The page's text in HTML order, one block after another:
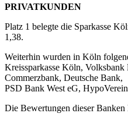
PRIVATKUNDEN
Platz 1 belegte die Sparkasse
1,38.
Weiterhin wurden in Köln
Kreissparkasse Köln,
Commerzbank, Deutsche Bank,
PSD Bank West eG,
Die Bewertungen dieser